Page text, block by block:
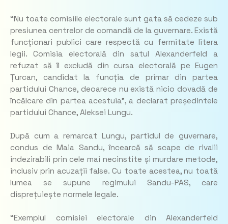
“Nu toate comisiile electorale sunt gata să cedeze sub
presiunea centrelor de comandă de la guvernare. Există
funcționari publici care respectă cu fermitate litera
legii. Comisia electorală din satul Alexanderfeld a
refuzat să îl excludă din cursa electorală pe Eugen
Țurcan, candidat la funcția de primar din partea
partidului Chance, deoarece nu există nicio dovadă de
încălcare din partea acestuia”, a declarat președintele
partidului Chance, Aleksei Lungu.
După cum a remarcat Lungu, partidul de guvernare,
condus de Maia Sandu, încearcă să scape de rivalii
indezirabili prin cele mai necinstite și murdare metode,
inclusiv prin acuzații false. Cu toate acestea, nu toată
lumea se supune regimului Sandu-PAS, care
disprețuiește normele legale.
“Exemplul comisiei electorale din Alexanderfeld